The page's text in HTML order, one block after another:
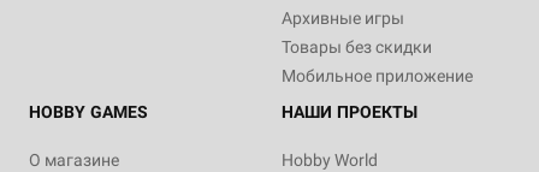
Архивные игры
Товары без скидки
Мобильное приложение
HOBBY GAMES
О магазине
НАШИ ПРОЕКТЫ
Hobby World